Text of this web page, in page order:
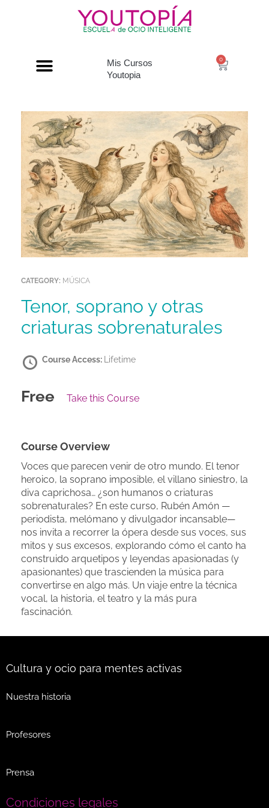
Mis Cursos
Youtopia
0
CATEGORY: MÚSICA
Tenor, soprano y otras
criaturas sobrenaturales
Course Access: Lifetime
Free Take this Course
Course Overview
Voces que parecen venir de otro mundo. El tenor
heroico, la soprano imposible, el villano siniestro, la
diva caprichosa… ¿son humanos o criaturas
sobrenaturales? En este curso, Rubén Amón —
periodista, melómano y divulgador incansable—
nos invita a recorrer la ópera desde sus voces, sus
mitos y sus excesos, explorando cómo el canto ha
construido arquetipos y leyendas apasionadas (y
apasionantes) que trascienden la música para
convertirse en algo más. Un viaje entre la técnica
vocal, la historia, el teatro y la más pura
fascinación.
Cultura y ocio para mentes activas
Nuestra historia
Profesores
Prensa
Condiciones legales